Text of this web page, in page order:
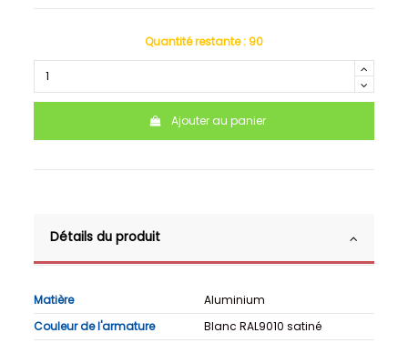
Quantité restante : 90
Ajouter au panier
Détails du produit
Matière
Aluminium
Couleur de l'armature
Blanc RAL9010 satiné